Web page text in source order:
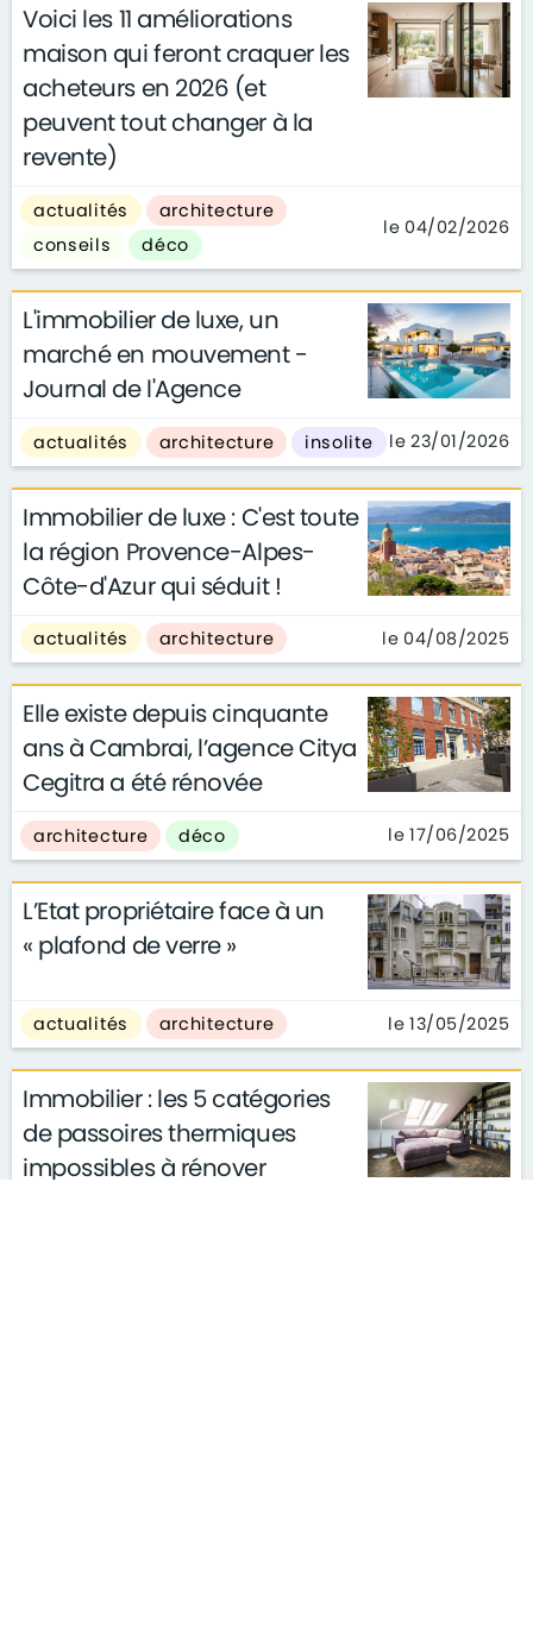
Voici les 11 améliorations
maison qui feront craquer les
acheteurs en 2026 (et
peuvent tout changer à la
revente)
actualités
architecture
conseils
déco
le 04/02/2026
L'immobilier de luxe, un
marché en mouvement -
Journal de l'Agence
actualités architecture insolite le 23/01/2026
Immobilier de luxe : C'est toute
la région Provence-Alpes-
Côte-d'Azur qui séduit !
actualités architecture le 04/08/2025
Elle existe depuis cinquante
ans à Cambrai, l’agence Citya
Cegitra a été rénovée
architecture déco le 17/06/2025
L’Etat propriétaire face à un
« plafond de verre »
actualités architecture le 13/05/2025
Immobilier : les 5 catégories
de passoires thermiques
impossibles à rénover